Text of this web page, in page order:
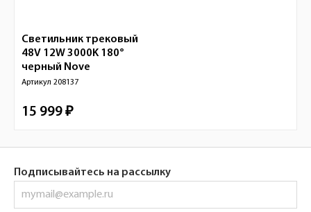
Светильник трековый
48V 12W 3000K 180°
черный Nove
Артикул 208137
15 999 ₽
Подписывайтесь на рассылку